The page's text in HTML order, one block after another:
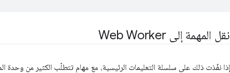
نقل المهمة إلى Web Worker
إذا نفّذت ذلك على سلسلة التعليمات الرئيسية، مع مهام تتطلّب الكثير من وحدة